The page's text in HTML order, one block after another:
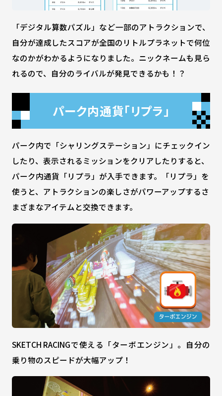
「デジタル算数パズル」など一部のアトラクションで、
自分が達成したスコアが全国のリトルプラネットで何位
なのかがわかるようになりました。ニックネームも見ら
れるので、自分のライバルが発見できるかも！？
パーク内通貨「リプラ」
パーク内で「シャリングステーション」にチェックイン
したり、表示されるミッションをクリアしたりすると、
パーク内通貨「リプラ」が入手できます。「リプラ」を
使うと、アトラクションの楽しさがパワーアップするさ
まざまなアイテムと交換できます。
SKETCH RACINGで使える「ターボエンジン」。自分の
乗り物のスピードが大幅アップ！